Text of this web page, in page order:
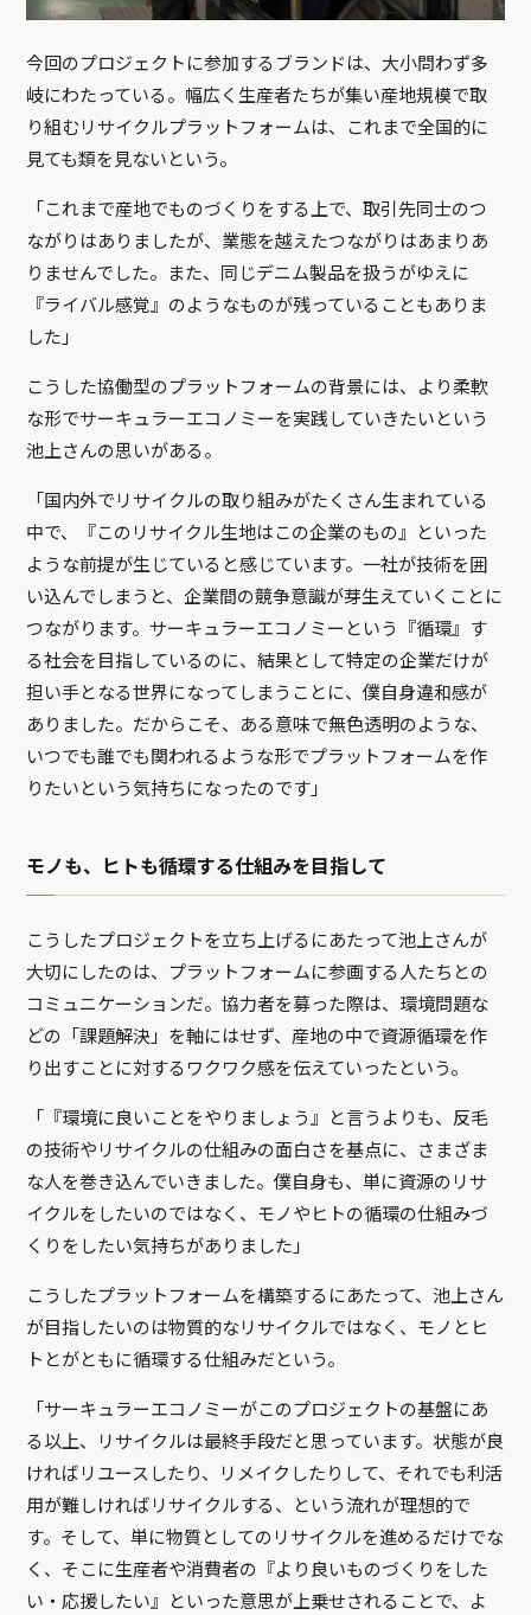
今回のプロジェクトに参加するブランドは、大小問わず多
岐にわたっている。幅広く生産者たちが集い産地規模で取
り組むリサイクルプラットフォームは、これまで全国的に
見ても類を見ないという。
「これまで産地でものづくりをする上で、取引先同士のつ
ながりはありましたが、業態を越えたつながりはあまりあ
りませんでした。また、同じデニム製品を扱うがゆえに
『ライバル感覚』のようなものが残っていることもありま
した」
こうした協働型のプラットフォームの背景には、より柔軟
な形でサーキュラーエコノミーを実践していきたいという
池上さんの思いがある。
「国内外でリサイクルの取り組みがたくさん生まれている
中で、『このリサイクル生地はこの企業のもの』といった
ような前提が生じていると感じています。一社が技術を囲
い込んでしまうと、企業間の競争意識が芽生えていくことに
つながります。サーキュラーエコノミーという『循環』す
る社会を目指しているのに、結果として特定の企業だけが
担い手となる世界になってしまうことに、僕自身違和感が
ありました。だからこそ、ある意味で無色透明のような、
いつでも誰でも関われるような形でプラットフォームを作
りたいという気持ちになったのです」
モノも、ヒトも循環する仕組みを目指して
こうしたプロジェクトを立ち上げるにあたって池上さんが
大切にしたのは、プラットフォームに参画する人たちとの
コミュニケーションだ。協力者を募った際は、環境問題な
どの「課題解決」を軸にはせず、産地の中で資源循環を作
り出すことに対するワクワク感を伝えていったという。
「『環境に良いことをやりましょう』と言うよりも、反毛
の技術やリサイクルの仕組みの面白さを基点に、さまざま
な人を巻き込んでいきました。僕自身も、単に資源のリサ
イクルをしたいのではなく、モノやヒトの循環の仕組みづ
くりをしたい気持ちがありました」
こうしたプラットフォームを構築するにあたって、池上さん
が目指したいのは物質的なリサイクルではなく、モノとヒ
トとがともに循環する仕組みだという。
「サーキュラーエコノミーがこのプロジェクトの基盤にあ
る以上、リサイクルは最終手段だと思っています。状態が良
ければリユースしたり、リメイクしたりして、それでも利活
用が難しければリサイクルする、という流れが理想的で
す。そして、単に物質としてのリサイクルを進めるだけでな
く、そこに生産者や消費者の『より良いものづくりをした
い・応援したい』といった意思が上乗せされることで、よ